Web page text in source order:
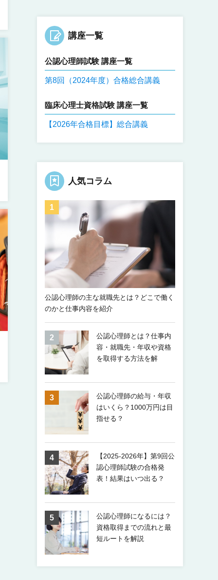
講座一覧
公認心理師試験 講座一覧
第8回（2024年度）合格総合講義
臨床心理士資格試験 講座一覧
【2026年合格目標】総合講義
人気コラム
公認心理師の主な就職先とは？どこで働く
のかと仕事内容を紹介
公認心理師とは？仕事内
容・就職先・年収や資格
を取得する方法を解
公認心理師の給与・年収
はいくら？1000万円は目
指せる？
【2025-2026年】第9回公
認心理師試験の合格発
表！結果はいつ出る？
公認心理師になるには？
資格取得までの流れと最
短ルートを解説